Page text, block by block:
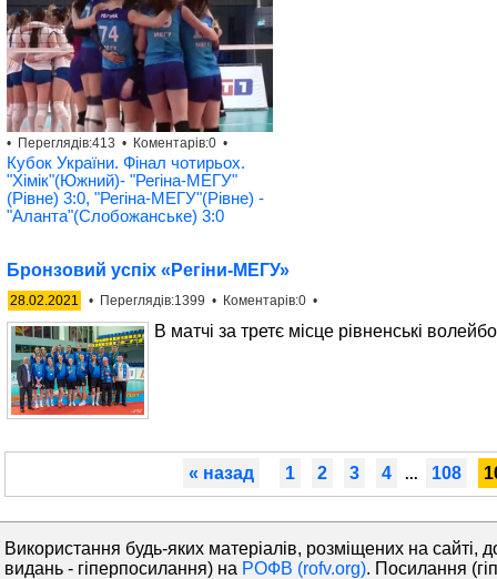
• Переглядів:413 • Коментарів:0 •
Кубок України. Фінал чотирьох.
"Хімік"(Южний)- "Регіна-МЕГУ"
(Рівне) 3:0, "Регіна-МЕГУ"(Рівне) -
"Аланта"(Слобожанське) 3:0
Бронзовий успіх «Регіни-МЕГУ»
28.02.2021 • Переглядів:1399 • Коментарів:0 •
В матчі за третє місце рівненські
« назад 1 2 3 4 ... 108
Використання будь-яких матеріалів, розміщених на сайті,
видань - гіперпосилання) на РОФВ (rofv.org). Посилання